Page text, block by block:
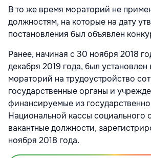
В то же время мораторий не
должностям, на которые на дату
постановления был объявлен
Ранее, начиная с 30 ноября 2018
декабря 2019 года, был
мораторий на трудоустройство
государственные органы и
финансируемые из
Национальной кассы социального
вакантные должности,
ноября 2018 года.